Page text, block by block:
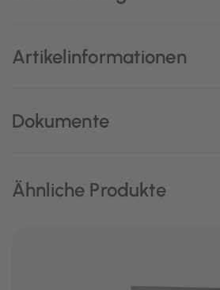
Artikelinformationen
Dokumente